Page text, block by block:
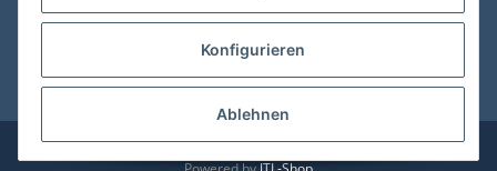
Shop Service
* Alle Preise inkl. gesetzlicher USt., zzgl.Versand
© vdmedien24.de Besucherzähler: 10635452
Konfigurieren
Ablehnen